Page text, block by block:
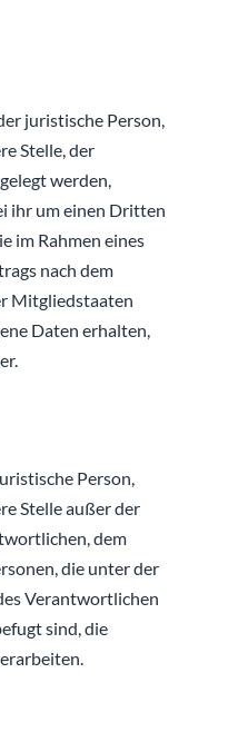
juristische Person,
Stelle, der
werden,
ihr um einen Dritten
im Rahmen eines
nach dem
Mitgliedstaaten
Daten erhalten,
Person,
Stelle außer der
dem
die unter der
Verantwortlichen
sind, die